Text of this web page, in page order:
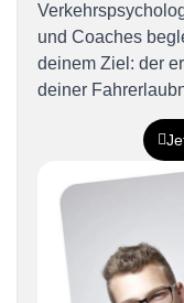
und Coaches
deinem Ziel: der
deiner